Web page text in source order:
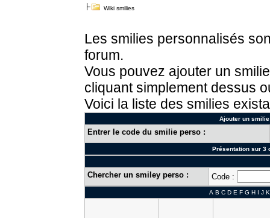
Wiki smilies
Les smilies personnalisés
forum.
Vous pouvez ajouter un
cliquant simplement dessus
Voici la liste des smilies
Ajouter un
Entrer le code du smilie perso :
Présentation sur 3
Chercher un smiley perso : Code :
A B C D E F G H I J K